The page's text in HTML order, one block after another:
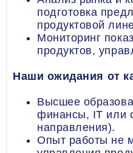
подготовка
продуктовой
Мониторинг
продуктов,
Наши ожидания от
Высшее
финансы, IT или
направления).
Опыт работы не